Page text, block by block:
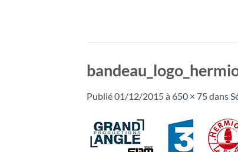
Publié01/12/2015à 650 × 75dans